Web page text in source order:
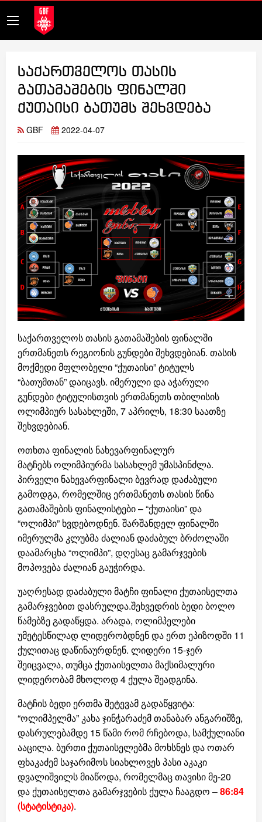
საქართველოს თასის
გათამაშების ფინალში
ქუთაისი ბათუმს შეხვდება
GBF 2022-04-07
საქართველოს თასის გათამაშების ფინალში
ერთმანეთს რეგიონის გუნდები შეხვდებიან. თასის
მოქმედი მფლობელი “ქუთაისი” ტიტულს
“ბათუმთან” დაიცავს. იმერული და აჭარული
გუნდები ტიტულისთვის ერთმანეთს თბილისის
ოლიმპიურ სასახლეში, 7 აპრილს, 18:30 საათზე
შეხვდებიან.
ოთხთა ფინალის ნახევარფინალურ
მატჩებს ოლიმპიურმა სასახლემ უმასპინძლა.
პირველი ნახევარფინალი ბევრად დაძაბული
გამოდგა, რომელშიც ერთმანეთს თასის წინა
გათამაშების ფინალისტები – “ქუთაისი” და
“ოლიმპი” ხვდებოდნენ. შარშანდელ ფინალში
იმერულმა კლუბმა ძალიან დაძაბულ ბრძოლაში
დაამარცხა “ოლიმპი”, დღესაც გამარჯვების
მოპოვება ძალიან გაუჭირდა.
უაღრესად დაძაბული მატჩი ფინალი ქუთაისელთა
გამარჯვებით დასრულდა.შეხვედრის ბედი ბოლო
წამებზე გადაწყდა. არადა, ოლიმპელები
უმეტესწილად ლიდერობდნენ და ერთ ეპიზოდში 11
ქულითაც დაწინაურდნენ. ლიდერი 15-ჯერ
შეიცვალა, თუმცა ქუთაისელთა მაქსიმალური
ლიდერობამ მხოლოდ 4 ქულა შეადგინა.
მატჩის ბედი ერთმა შეტევამ გადაწყვიტა:
“ოლიმპელმა” კახა ჯინჭარაძემ თანაბარ ანგარიშზე,
დასრულებამდე 15 წამი რომ რჩებოდა, სამქულიანი
ააცილა. ბურთი ქუთაისელებმა მოხსნეს და ოთარ
ფხაკაძემ საჯარიმოს სიახლოვეს პასი აკაკი
დვალიშვილს მიაწოდა, რომელმაც თავისი მე-20
და ქუთაისელთა გამარჯვების ქულა ჩააგდო –86:84
(სტატისტიკა).